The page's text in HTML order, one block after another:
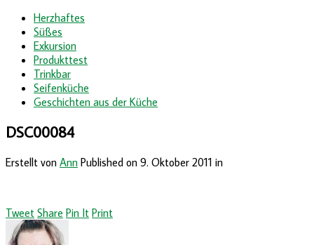
Herzhaftes
Süßes
Exkursion
Produkttest
Trinkbar
Seifenküche
Geschichten aus der Küche
DSC00084
Erstellt von Ann Published on 9. Oktober 2011 in
Tweet Share Pin It Print